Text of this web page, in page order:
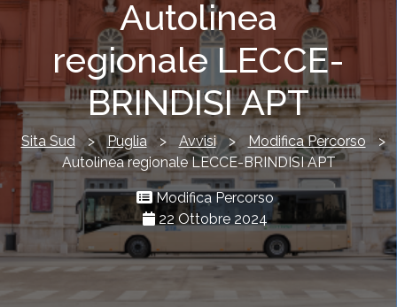
Autolinea
regionale LECCE-
BRINDISI APT
Sita Sud > Puglia > Avvisi > Modifica Percorso >
Autolinea regionale LECCE-BRINDISI APT
Modifica Percorso
22 Ottobre 2024